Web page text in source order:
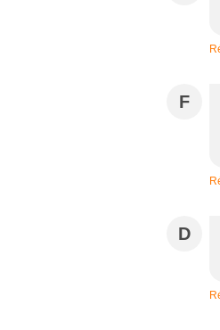
F
D